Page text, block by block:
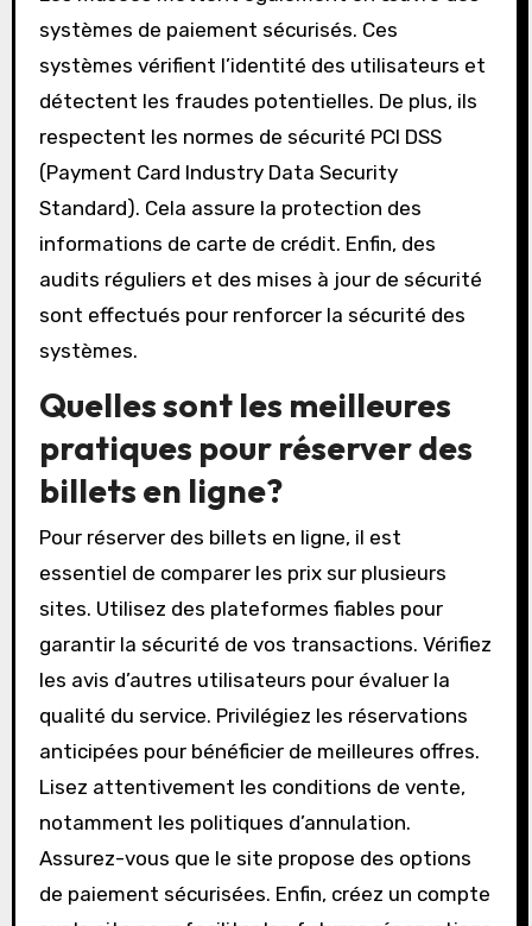
Les musées garantissent la sécurité des
transactions en ligne par l’utilisation de
protocoles de cryptage. Ces protocoles, comme
SSL (Secure Socket Layer), protègent les
données sensibles pendant leur transmission.
Les musées mettent également en œuvre des
systèmes de paiement sécurisés. Ces
systèmes vérifient l’identité des utilisateurs et
détectent les fraudes potentielles. De plus, ils
respectent les normes de sécurité PCI DSS
Standard). Cela assure la protection des
informations de carte de crédit. Enfin, des
audits réguliers et des mises à jour de sécurité
Quelles sont les meilleures
pratiques pour réserver des
billets en ligne?
Pour réserver des billets en ligne, il est
essentiel de comparer les prix sur plusieurs
sites. Utilisez des plateformes fiables pour
garantir la sécurité de vos transactions. Vérifiez
les avis d’autres utilisateurs pour évaluer la
qualité du service. Privilégiez les réservations